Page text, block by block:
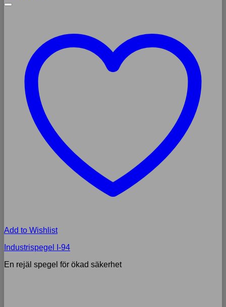
Add to Wishlist
Industrispegel I-94
En rejäl spegel för ökad säkerhet